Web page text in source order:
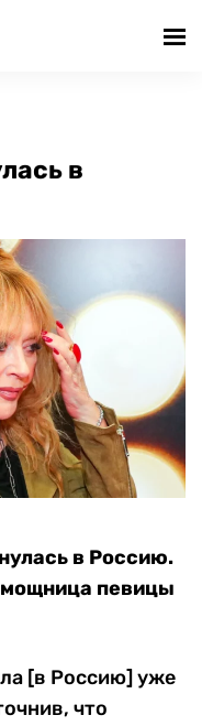
в
в Россию.
певицы
[в Россию] уже
что